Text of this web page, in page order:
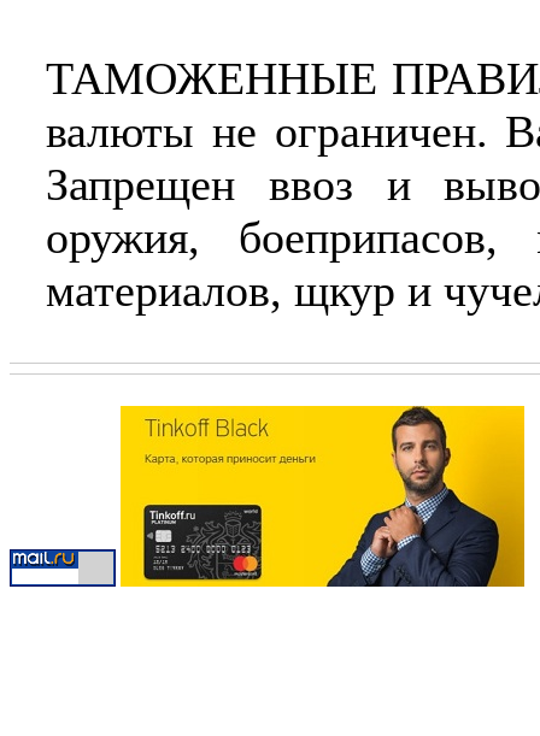
ТАМОЖЕННЫЕ
валюты не ограничен.
Запрещен ввоз и
оружия, боеприпасов,
материалов, щкур и